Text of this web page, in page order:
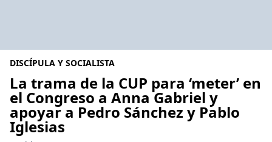
DISCÍPULA Y SOCIALISTA
La trama de la CUP para ‘meter’ en
el Congreso a Anna Gabriel y
apoyar a Pedro Sánchez y Pablo
Iglesias